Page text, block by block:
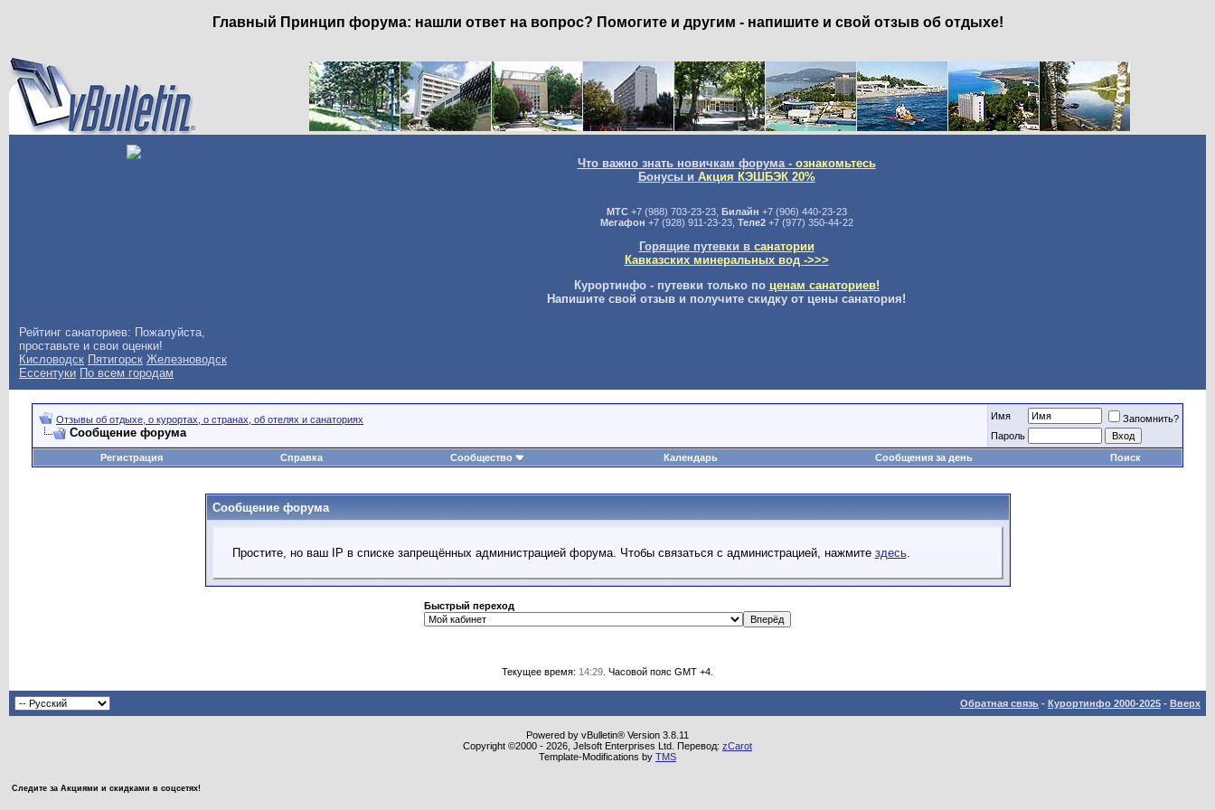
Главный Принцип форума: нашли ответ на вопрос? Помогите и другим - напишите и свой отзыв об отдыхе!
Что важно знать новичкам форума - ознакомьтесь
Бонусы и Акция КЭШБЭК 20%
МТС+7 (988) 703-23-23, Билайн +7 (906) 440-23-23
Мегафон +7 (928) 911-23-23, Теле2+7 (977) 350-44-22
Горящие путевки в санатории
Кавказских минеральных вод ->>>
Курортинфо - путевки только по ценам санаториев!
Напишите свой отзыв и получите скидку от цены санатория!
Рейтинг санаториев: Пожалуйста,
проставьте и свои оценки!
Кисловодск Пятигорск Железноводск
Ессентуки По всем городам
Отзывы об отдыхе, о курортах, о странах, об отелях и санаториях
Сообщение форума
Имя
Запомнить?
Пароль
Регистрация
Справка Сообщество Календарь Сообщения за день Поиск
Сообщение форума
Простите, но ваш IP в списке запрещённых администрацией форума. Чтобы связаться с администрацией, нажмите здесь.
Быстрый переход
Текущее время: 14:29 . Часовой пояс GMT +4.
Обратная связь - Курортинфо 2000-2025 - Вверх
Powered by vBulletin® Version 3.8.11
Copyright ©2000 - 2026, Jelsoft Enterprises Ltd. Перевод: zCarot
Template-Modifications by TMS
Следите за Акциями и скидками в соцсетях!